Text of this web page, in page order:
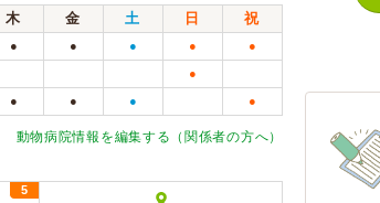
木 金 土 日
祝
● ● ● ● ●
●
● ● ● ●
動物病院情報を編集する（関係者の方へ）
5